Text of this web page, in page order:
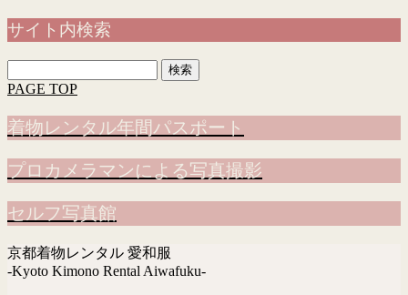
サイト内検索
索:
PAGE TOP
着物レンタル年間パスポート
プロカメラマンによる写真撮影
セルフ写真館
京都着物レンタル 愛和服
-Kyoto Kimono Rental Aiwafuku-